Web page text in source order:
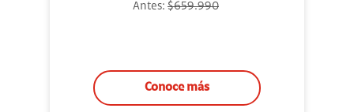
Antes: $659.990
Conoce más